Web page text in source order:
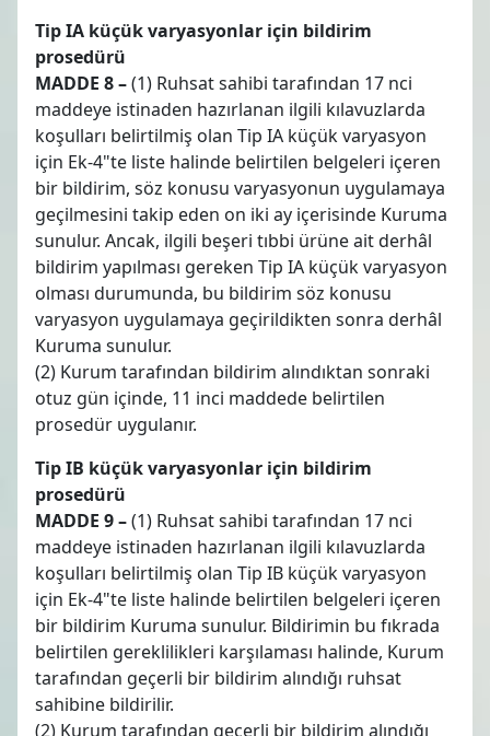
Tip IA küçük varyasyonlar için bildirim
prosedürü
MADDE 8 –(1) Ruhsat sahibi tarafından 17 nci
maddeye istinaden hazırlanan ilgili kılavuzlarda
koşulları belirtilmiş olan Tip IA küçük varyasyon
için Ek-4"te liste halinde belirtilen belgeleri içeren
bir bildirim, söz konusu varyasyonun uygulamaya
geçilmesini takip eden on iki ay içerisinde Kuruma
sunulur. Ancak, ilgili beşeri tıbbi ürüne ait derhâl
bildirim yapılması gereken Tip IA küçük varyasyon
olması durumunda, bu bildirim söz konusu
varyasyon uygulamaya geçirildikten sonra derhâl
Kuruma sunulur.
(2) Kurum tarafından bildirim alındıktan sonraki
otuz gün içinde, 11 inci maddede belirtilen
prosedür uygulanır.
Tip IB küçük varyasyonlar için bildirim
prosedürü
MADDE 9 –(1) Ruhsat sahibi tarafından 17 nci
maddeye istinaden hazırlanan ilgili kılavuzlarda
koşulları belirtilmiş olan Tip IB küçük varyasyon
için Ek-4"te liste halinde belirtilen belgeleri içeren
bir bildirim Kuruma sunulur. Bildirimin bu fıkrada
belirtilen gereklilikleri karşılaması halinde, Kurum
tarafından geçerli bir bildirim alındığı ruhsat
sahibine bildirilir.
(2) Kurum tarafından geçerli bir bildirim alındığı